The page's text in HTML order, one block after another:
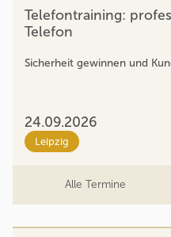
Telefontraining:
Telefon
Sicherheit gewinnen und
24.09.2026
Leipzig
Alle Termine